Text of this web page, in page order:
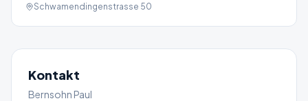
Schwamendingenstrasse 50
Kontakt
Bernsohn Paul